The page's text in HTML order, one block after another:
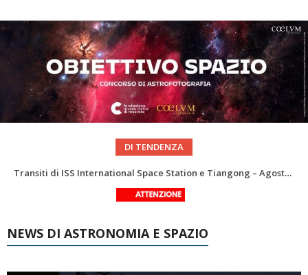
DI TENDENZA
La Luna del Mese – Agosto 2026
Le costellazioni di Agosto 2026: Delfino
NEWS DI ASTRONOMIA E SPAZIO